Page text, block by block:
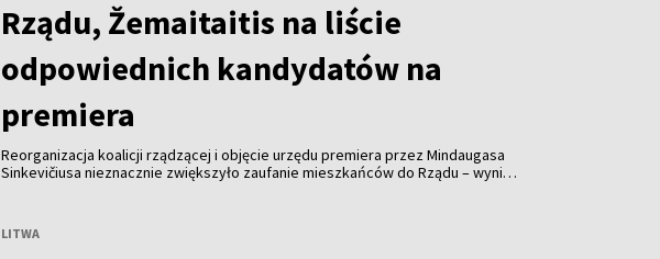
Rządu, Žemaitaitis na liście
odpowiednich kandydatów na
premiera
Reorganizacja koalicji rządzącej i objęcie urzędu premiera przez Mindaugasa
Sinkevičiusa nieznacznie zwiększyło zaufanie mieszkańców do Rządu – wynika
LITWA